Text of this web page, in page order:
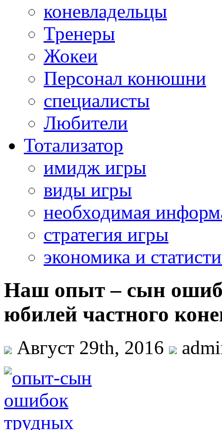
коневладельцы
Тренеры
Жокеи
Персонал конюшни
специалисты
Любители
Тотализатор
имидж игры
виды игры
необходимая
стратегия игры
экономика и
Наш опыт – сын
юбилей частного
Август 29th, 2016